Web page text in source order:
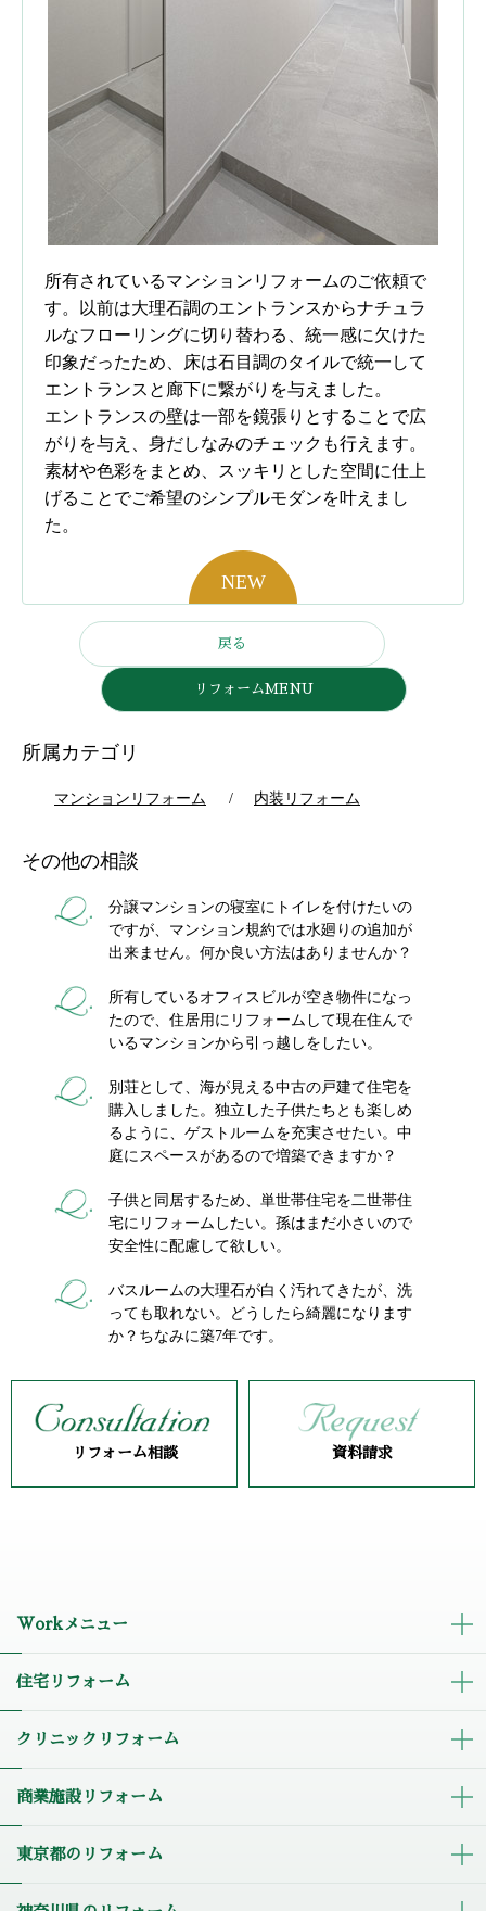
所有されているマンションリフォームのご依頼で
す。以前は大理石調のエントランスからナチュラ
ルなフローリングに切り替わる、統一感に欠けた
印象だったため、床は石目調のタイルで統一して
エントランスと廊下に繋がりを与えました。
エントランスの壁は一部を鏡張りとすることで広
がりを与え、身だしなみのチェックも行えます。
素材や色彩をまとめ、スッキリとした空間に仕上
げることでご希望のシンプルモダンを叶えまし
た。
戻る
リフォームMENU
所属カテゴリ
マンションリフォーム 内装リフォーム
その他の相談
分譲マンションの寝室にトイレを付けたいの
ですが、マンション規約では水廻りの追加が
出来ません。何か良い方法はありませんか？
所有しているオフィスビルが空き物件になっ
たので、住居用にリフォームして現在住んで
いるマンションから引っ越しをしたい。
別荘として、海が見える中古の戸建て住宅を
購入しました。独立した子供たちとも楽しめ
るように、ゲストルームを充実させたい。中
庭にスペースがあるので増築できますか？
子供と同居するため、単世帯住宅を二世帯住
宅にリフォームしたい。孫はまだ小さいので
安全性に配慮して欲しい。
バスルームの大理石が白く汚れてきたが、洗
っても取れない。どうしたら綺麗になります
か？ちなみに築7年です。
リフォーム相談 資料請求
Workメニュー
住宅リフォーム
クリニックリフォーム
商業施設リフォーム
東京都のリフォーム